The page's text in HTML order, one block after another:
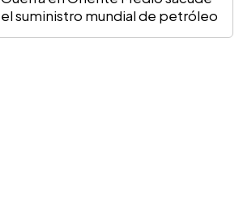
el suministro mundial de petróleo